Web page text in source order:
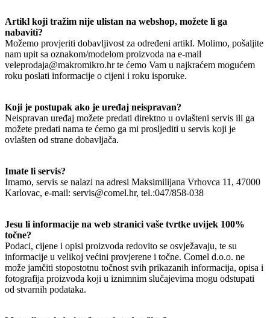
Artikl koji tražim nije ulistan na webshop, možete li ga
nabaviti?
Možemo provjeriti dobavljivost za određeni artikl. Molimo, pošaljite
nam upit sa oznakom/modelom proizvoda na e-mail
veleprodaja@makromikro.hr te ćemo Vam u najkraćem mogućem
roku poslati informacije o cijeni i roku isporuke.
Koji je postupak ako je uređaj neispravan?
Neispravan uređaj možete predati direktno u ovlašteni servis ili ga
možete predati nama te ćemo ga mi prosljediti u servis koji je
ovlašten od strane dobavljača.
Imate li servis?
Imamo, servis se nalazi na adresi Maksimilijana Vrhovca 11, 47000
Karlovac, e-mail: servis@comel.hr, tel.:047/858-038
Jesu li informacije na web stranici vaše tvrtke uvijek 100%
točne?
Podaci, cijene i opisi proizvoda redovito se osvježavaju, te su
informacije u velikoj većini provjerene i točne. Comel d.o.o. ne
može jamčiti stopostotnu točnost svih prikazanih informacija, opisa i
fotografija proizvoda koji u iznimnim slučajevima mogu odstupati
od stvarnih podataka.